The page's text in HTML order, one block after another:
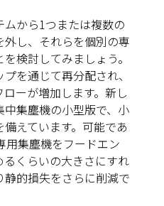
から1つまたは複数の
し、それらを個別の専
検討してみましょう。
を通じて再分配され、
ーが増加します。新し
集塵機の小型版で、小
えています。可能であ
用集塵機をフードエン
くらいの大きさにすれ
的損失をさらに削減で